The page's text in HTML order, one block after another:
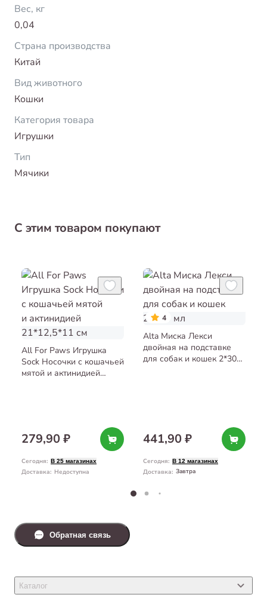
Вес, кг
0,04
Страна производства
Китай
Вид животного
Кошки
Категория товара
Игрушки
Тип
Мячики
С этим товаром покупают
All For Paws Игрушка
Sock Носочки с кошачьей
мятой и актинидией
279,90 ₽
Сегодня: В 25 магазинах
Доставка: Недоступна
4
Alta Миска Лекси
двойная на подставке
для собак и кошек 2*300
441,90 ₽
Сегодня: В 12 магазинах
Доставка: Завтра
Каталог
Обратная связь